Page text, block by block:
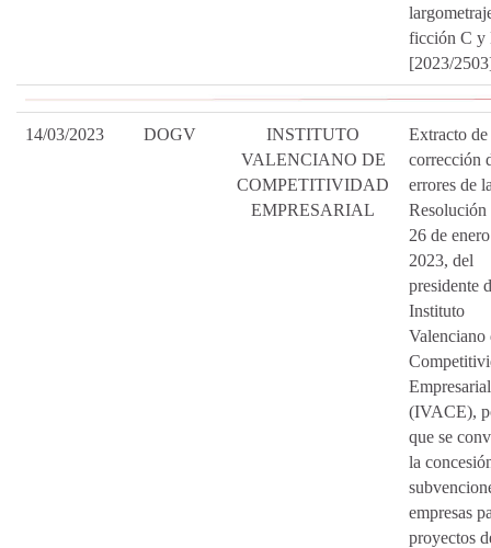
ficción C y
[2023/
14/03/2023 DOGV
INSTITUTO
VALENCIANO DE
COMPETITIVIDAD
EMPRESARIAL
Extracto de
corrección
errores de
Resolución
26 de
2023, del
presidente
Instituto
Valenciano
Empresarial
(IVACE),
que se
la
empresas
proyectos